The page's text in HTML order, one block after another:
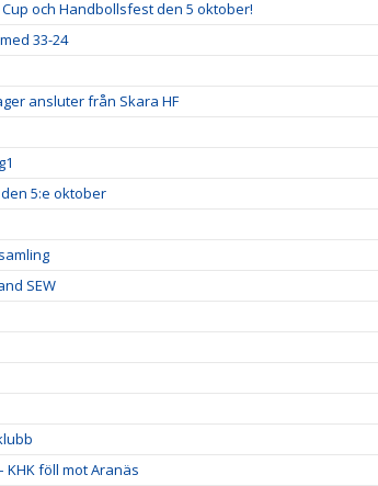
och Handbollsfest den 5 oktober!
33-24
ansluter från Skara HF
5:e oktober
SEW
föll mot Aranäs